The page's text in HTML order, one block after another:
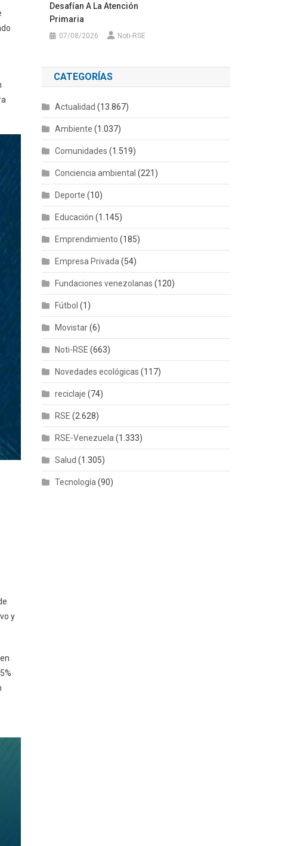
y
Desafían A La Atención
Primaria
07/08/2026 Noti-RSE
CATEGORÍAS
Actualidad (13.867)
Ambiente (1.037)
Comunidades (1.519)
Conciencia ambiental (221)
Deporte (10)
Educación (1.145)
Emprendimiento (185)
Empresa Privada (54)
Fundaciones venezolanas (120)
Fútbol (1)
Movistar(6)
Noti-RSE (663)
Novedades ecológicas (117)
reciclaje (74)
RSE (2.628)
RSE-Venezuela (1.333)
Salud (1.305)
Tecnología (90)